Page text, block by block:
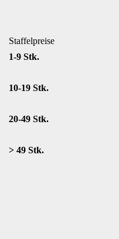
Staffelpreise
1-9 Stk.
10-19 Stk.
20-49 Stk.
> 49 Stk.